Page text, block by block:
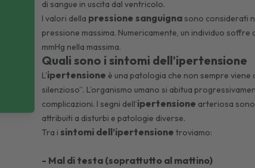
di sangue in uscita dal ventricolo.
I valori della pressione sanguignasono considerati
pressione massima. Numericamente, un individuo soffre
mmHg nella massima.
Quali sono i sintomi dell’ipertensione
L’ipertensione è una patologia che non sempre
silenzioso”. L’organismo umano si abitua
complicazioni. I segni dell’ipertensione arteriosa
attribuiti a disturbi e patologie diverse.
Tra i sintomi dell’ipertensione troviamo:
- Mal di testa (soprattutto al mattino)